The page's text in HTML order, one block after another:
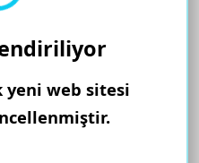
yeni web sitesi